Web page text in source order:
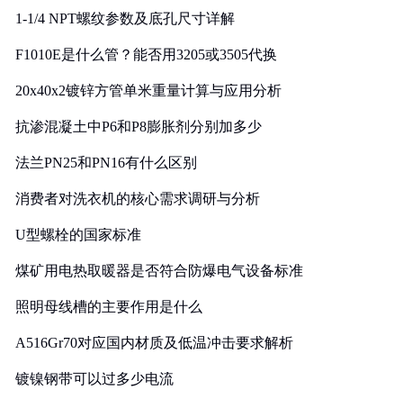
1-1/4 NPT螺纹参数及底孔尺寸详解
F1010E是什么管？能否用3205或3505代换
20x40x2镀锌方管单米重量计算与应用分析
抗渗混凝土中P6和P8膨胀剂分别加多少
法兰PN25和PN16有什么区别
消费者对洗衣机的核心需求调研与分析
U型螺栓的国家标准
煤矿用电热取暖器是否符合防爆电气设备标准
照明母线槽的主要作用是什么
A516Gr70对应国内材质及低温冲击要求解析
镀镍钢带可以过多少电流